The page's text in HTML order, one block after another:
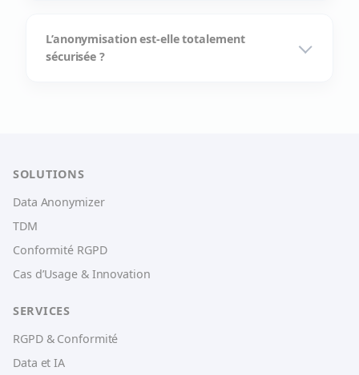
L’anonymisation est-elle totalement
sécurisée ?
SOLUTIONS
Data Anonymizer
TDM
Conformité RGPD
Cas d’Usage & Innovation
SERVICES
RGPD & Conformité
Data et IA